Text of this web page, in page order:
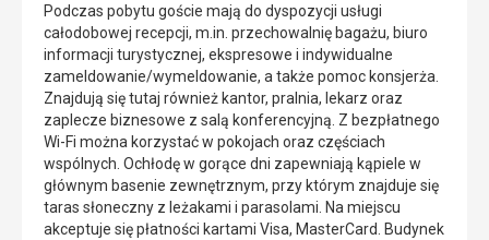
Podczas pobytu goście mają do dyspozycji usługi
całodobowej recepcji, m.in. przechowalnię bagażu, biuro
informacji turystycznej, ekspresowe i indywidualne
zameldowanie/wymeldowanie, a także pomoc konsjerża.
Znajdują się tutaj również kantor, pralnia, lekarz oraz
zaplecze biznesowe z salą konferencyjną. Z bezpłatnego
Wi-Fi można korzystać w pokojach oraz częściach
wspólnych. Ochłodę w gorące dni zapewniają kąpiele w
głównym basenie zewnętrznym, przy którym znajduje się
taras słoneczny z leżakami i parasolami. Na miejscu
akceptuje się płatności kartami Visa, MasterCard. Budynek